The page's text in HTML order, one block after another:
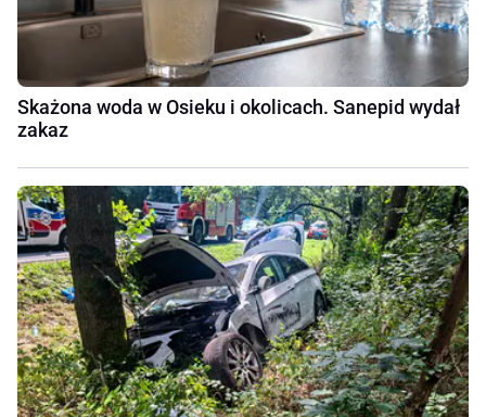
Skażona woda w Osieku i okolicach. Sanepid wydał
zakaz